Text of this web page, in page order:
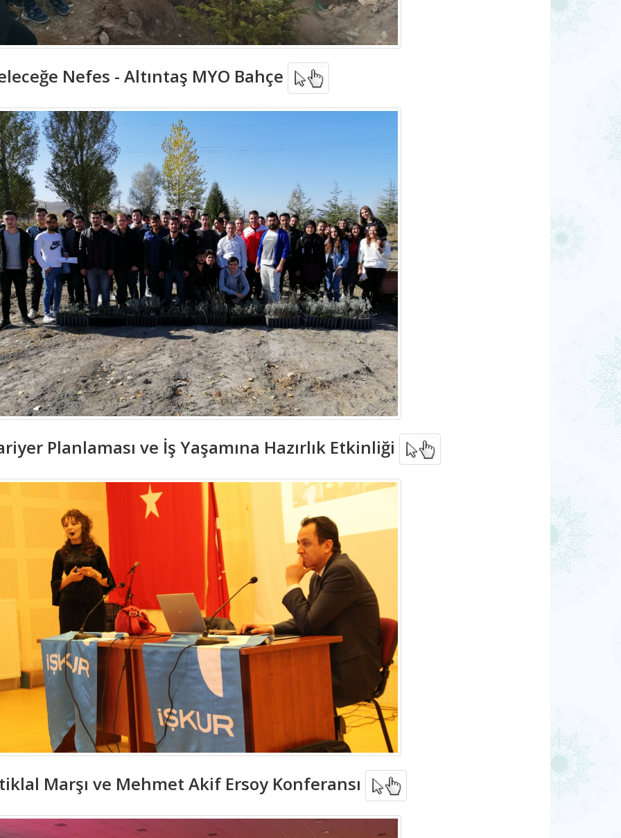
Nefes - Altıntaş MYO Bahçe
Planlaması ve İş Yaşamına Hazırlık Etkinliği
Marşı ve Mehmet Akif Ersoy Konferansı